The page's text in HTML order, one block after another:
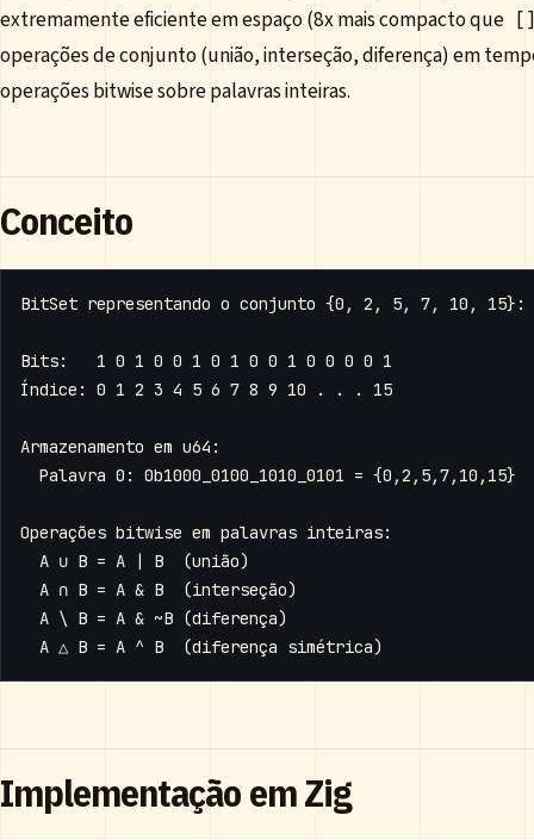
extremamente eficiente em espaço (8x mais compacto que
operações de conjunto (união, interseção, diferença) em
operações bitwise sobre palavras inteiras.
Conceito
Implementação em Zig